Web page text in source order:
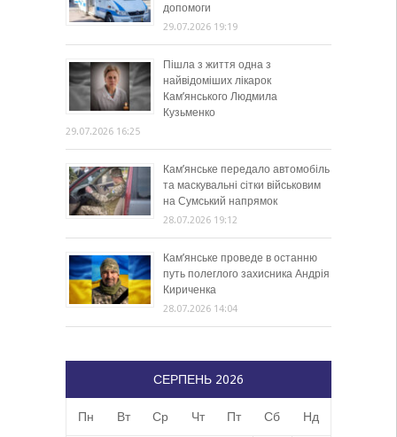
допомоги
29.07.2026 19:19
Пішла з життя одна з
найвідоміших лікарок
Кам’янського Людмила
Кузьменко
29.07.2026 16:25
Кам’янське передало автомобіль
та маскувальні сітки військовим
на Сумський напрямок
28.07.2026 19:12
Кам’янське проведе в останню
путь полеглого захисника Андрія
Кириченка
28.07.2026 14:04
СЕРПЕНЬ 2026
Пн Вт Ср Чт Пт Сб Нд